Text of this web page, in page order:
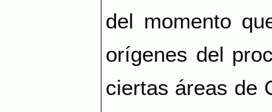
del momento
orígenes del
ciertas áreas de